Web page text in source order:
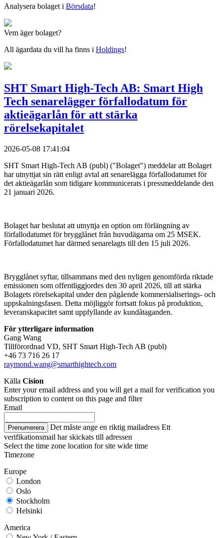
Analysera bolaget i Börsdata!
Vem äger bolaget?
All ägardata du vill ha finns i Holdings!
SHT Smart High-Tech AB: Smart High
Tech senarelägger förfallodatum för
aktieägarlån för att stärka
rörelsekapitalet
2026-05-08 17:41:04
SHT Smart High-Tech AB (publ) ("Bolaget") meddelar att Bolaget
har utnyttjat sin rätt enligt avtal att senarelägga förfallodatumet för
det aktieägarlån som tidigare kommunicerats i pressmeddelande den
21 januari 2026.
Bolaget har beslutat att utnyttja en option om förlängning av
förfallodatumet för brygglånet från huvudägarna om 25 MSEK.
Förfallodatumet har därmed senarelagts till den 15 juli 2026.
Brygglånet syftar, tillsammans med den nyligen genomförda riktade
emissionen som offentliggjordes den 30 april 2026, till att stärka
Bolagets rörelsekapital under den pågående kommersialiserings- och
uppskalningsfasen. Detta möjliggör fortsatt fokus på produktion,
leveranskapacitet samt uppfyllande av kundåtaganden.
För ytterligare information
Gang Wang
Tillförordnad VD, SHT Smart High-Tech AB (publ)
+46 73 716 26 17
raymond.wang@smarthightech.com
Källa Cision
Enter your email address and you will get a mail for verification you
subscription to content on this page and filter
Email
Prenumerera Det måste ange en riktig mailadress Ett
verifikationsmail har skickats till adressen
Select the time zone location for site wide time
Timezone
Europe
London
Oslo
Stockholm
Helsinki
America